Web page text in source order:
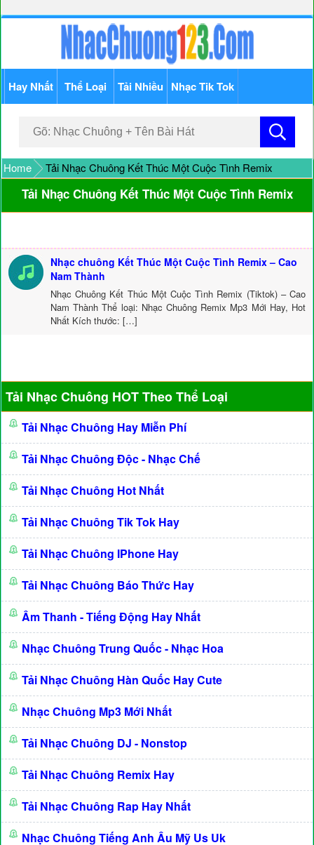
Hay Nhất Thể Loại Tải Nhiều Nhạc Tik Tok
Home Tải Nhạc Chuông Kết Thúc Một Cuộc Tình Remix
Tải Nhạc Chuông Kết Thúc Một Cuộc Tình Remix
Nhạc chuông Kết Thúc Một Cuộc Tình Remix – Cao
Nam Thành
Nhạc Chuông Kết Thúc Một Cuộc Tình Remix (Tiktok) – Cao
Nam Thành Thể loại: Nhạc Chuông Remix Mp3 Mới Hay, Hot
Nhất Kích thước: […]
Tải Nhạc Chuông HOT Theo Thể Loại
Tải Nhạc Chuông Hay Miễn Phí
Tải Nhạc Chuông Độc - Nhạc Chế
Tải Nhạc Chuông Hot Nhất
Tải Nhạc Chuông Tik Tok Hay
Tải Nhạc Chuông IPhone Hay
Tải Nhạc Chuông Báo Thức Hay
Âm Thanh - Tiếng Động Hay Nhất
Nhạc Chuông Trung Quốc - Nhạc Hoa
Tải Nhạc Chuông Hàn Quốc Hay Cute
Nhạc Chuông Mp3 Mới Nhất
Tải Nhạc Chuông DJ - Nonstop
Tải Nhạc Chuông Remix Hay
Tải Nhạc Chuông Rap Hay Nhất
Nhạc Chuông Tiếng Anh Âu Mỹ Us Uk